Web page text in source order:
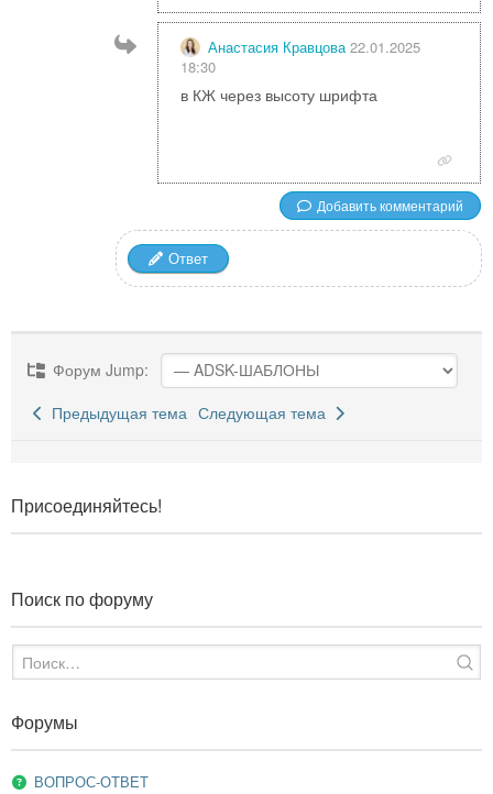
Анастасия Кравцова22.01.2025
18:30
в КЖ через высоту шрифта
Добавить комментарий
Ответ
Форум Jump:
Предыдущая тема Следующая тема
Присоединяйтесь!
Поиск по форуму
Форумы
ВОПРОС-ОТВЕТ